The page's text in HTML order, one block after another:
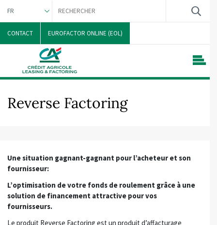
FR
NEDERLANDS
CONTACT EUROFACTOR ONLINE (EOL)
Reverse Factoring
Une situation gagnant-gagnant pour l’acheteur et son
fournisseur:
L’optimisation de votre fonds de roulement grâce à une
solution de financement attractive pour vos
fournisseurs.
Le produit Reverse Factoring est un produit d’affacturage